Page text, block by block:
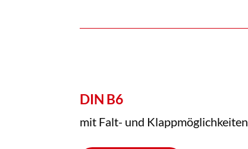
DIN B6
mit Falt- und Klappmöglichkeiten